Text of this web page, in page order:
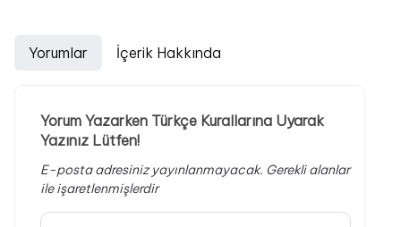
Yorumlar İçerik Hakkında
Yorum Yazarken Türkçe Kurallarına Uyarak
Yazınız Lütfen!
E-posta adresiniz yayınlanmayacak. Gerekli alanlar
ile işaretlenmişlerdir